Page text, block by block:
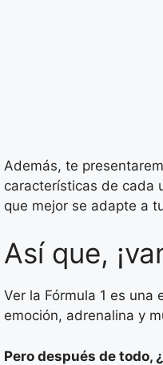
Además, te
características de cada
que mejor se adapte a
Así que,
Ver la Fórmula 1 es una
emoción, adrenalina y
Pero después de todo,